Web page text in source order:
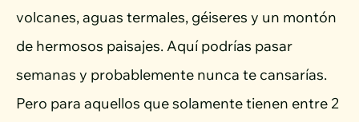
volcanes, aguas termales, géiseres y un montón
de hermosos paisajes. Aquí podrías pasar
semanas y probablemente nunca te cansarías.
Pero para aquellos que solamente tienen entre 2